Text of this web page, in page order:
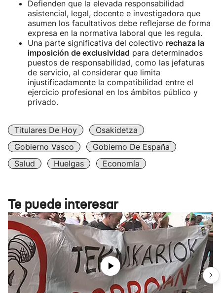
Defienden que la elevada responsabilidad
asistencial, legal, docente e investigadora que
asumen los facultativos debe reflejarse de forma
expresa en la normativa laboral que les regula.
Una parte significativa del colectivo rechaza la
imposición de exclusividad para determinados
puestos de responsabilidad, como las jefaturas
de servicio, al considerar que limita
injustificadamente la compatibilidad entre el
ejercicio profesional en los ámbitos público y
privado.
Titulares De Hoy
Osakidetza
Gobierno Vasco
Gobierno De España
Salud
Huelgas Economía
Te puede interesar